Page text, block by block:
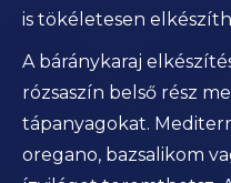
is tökéletesen
A báránykaraj
rózsaszín belső rész
tápanyagokat.
oregano, bazsalikom